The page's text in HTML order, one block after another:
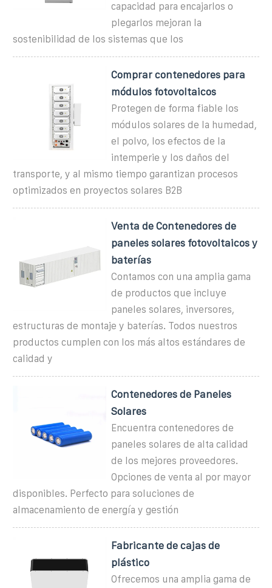
capacidad para encajarlos o
plegarlos mejoran la
sostenibilidad de los sistemas que los
Comprar contenedores para
módulos fotovoltaicos
Protegen de forma fiable los
módulos solares de la humedad,
el polvo, los efectos de la
intemperie y los daños del
transporte, y al mismo tiempo garantizan procesos
optimizados en proyectos solares B2B
Venta de Contenedores de
paneles solares fotovoltaicos y
baterías
Contamos con una amplia gama
de productos que incluye
paneles solares, inversores,
estructuras de montaje y baterías. Todos nuestros
productos cumplen con los más altos estándares de
calidad y
Contenedores de Paneles
Solares
Encuentra contenedores de
paneles solares de alta calidad
de los mejores proveedores.
Opciones de venta al por mayor
disponibles. Perfecto para soluciones de
almacenamiento de energía y gestión
Fabricante de cajas de
plástico
Ofrecemos una amplia gama de